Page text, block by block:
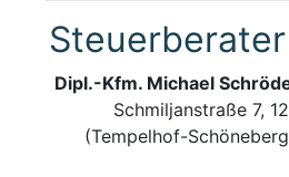
Dipl.-Kfm. Michael
Schmiljanstraße 7,
(Tempelhof-